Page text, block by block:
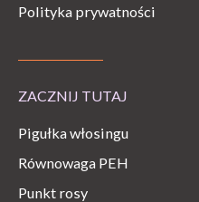
Polityka prywatności
ZACZNIJ TUTAJ
Pigułka włosingu
Równowaga PEH
Punkt rosy